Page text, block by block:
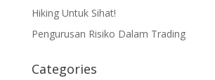
Hiking Untuk Sihat!
Pengurusan Risiko Dalam Trading
Categories